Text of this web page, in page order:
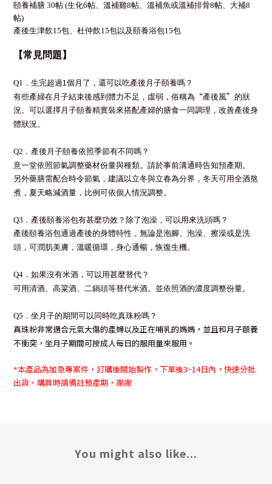
頤養補膳 30帖 (生化6帖、溫補雞8帖、溫補魚或溫補排骨8帖、大補8
帖)
產後生津飲15包、杜仲飲15包以及頤養浴包15包
【常見問題】
Q1 ．生完超過1個月了，還可以吃產後月子頤養嗎？
有些產婦在月子結束後感到體力不足，虛弱，俗稱為 “產後風” 的狀
況。可以選擇月子頤養精實裝來搭配產婦的膳食一同調理，改善產後身
體狀況。
Q2 ．產後月子頤養依照季節有不同嗎？
意一堂依照節氣調整藥材份量與種類。請於事前溝通時告知預產期。
另外藥膳需配合時令節氣，建議以立冬與立春為分界，冬天可用全酒熬
煮，夏天略減酒量，比例可依個人情況調整。
Q3 ．產後頤養浴包有甚麼功效？除了泡澡，可以用來洗頭嗎？
產後頤養浴包通過產後的身體特性，無論是泡腳、泡澡、擦澡或是洗
頭，可潤肌美膚，溫暖循環，身心通暢，恢復生機。
Q4 ．如果沒有米酒，可以用甚麼替代？
可用清酒、高粱酒、二鍋頭等替代米酒。並依照酒的濃度調整份量。
Q5 ．坐月子的期間可以同時吃真珠粉嗎？
真珠粉非常適合元氣大傷的產婦以及正在哺乳的媽媽，並且和月子頤養
不衝突，坐月子期間可按成人每日的服用量來服用。
*本產品為加急專案件，訂購後開始製作，下單後3~14日內，快速分批
出貨。購買時請備註預產期，謝謝
You might also like...